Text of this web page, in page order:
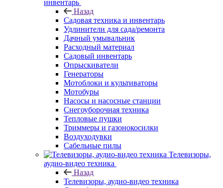
инвентарь
Назад
Садовая техника и инвентарь
Удлинители для сада/ремонта
Дачный умывальник
Расходный материал
Садовый инвентарь
Опрыскиватели
Генераторы
Мотоблоки и культиваторы
Мотобуры
Насосы и насосные станции
Снегоуборочная техника
Тепловые пушки
Триммеры и газонокосилки
Воздуходувки
Сабельные пилы
Телевизоры,
аудио-видео техника
Назад
Телевизоры, аудио-видео техника